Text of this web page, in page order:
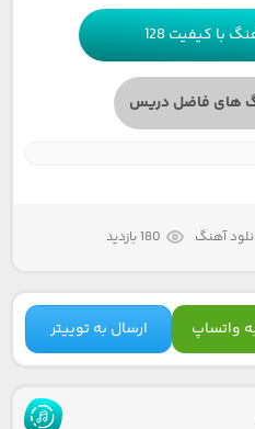
با کیفیت 128
های فاضل دریس
آهنگ 180 بازدید
واتساپ ارسال به توییتر